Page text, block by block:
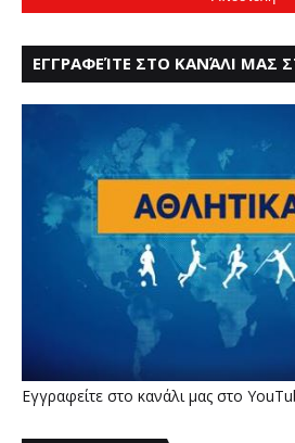
ΕΓΓΡΑΦΕΊΤΕ ΣΤΟ ΚΑΝΆΛΙ ΜΑΣ
Εγγραφείτε στο κανάλι μας στο